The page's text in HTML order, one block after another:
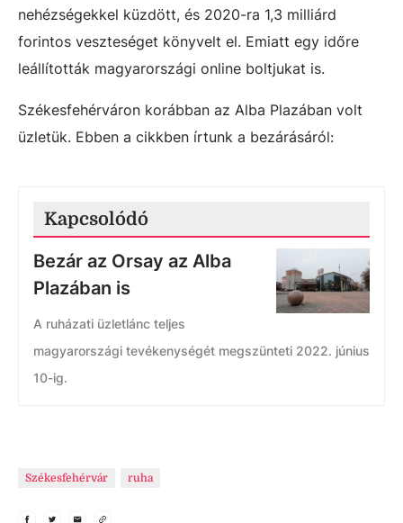
nehézségekkel küzdött, és 2020-ra 1,3 milliárd
forintos veszteséget könyvelt el. Emiatt egy időre
leállították magyarországi online boltjukat is.
Székesfehérváron korábban az Alba Plazában volt
üzletük. Ebben a cikkben írtunk a bezárásáról:
Kapcsolódó
Bezár az Orsay az Alba
Plazában is
A ruházati üzletlánc teljes
magyarországi tevékenységét megszünteti 2022. június
10-ig.
Székesfehérvár ruha